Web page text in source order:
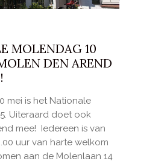
MOLENDAG 10
DEN AREND
mei is het Nationale
Uiteraard doet ook
mee! Iedereen is van
uur van harte welkom
aan de Molenlaan 14